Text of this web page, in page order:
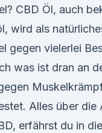
CBD Öl, auch
wird als
gegen vielerlei
was ist dran an
Alles über die
erfährst du in